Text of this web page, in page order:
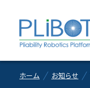
ホーム お知らせ